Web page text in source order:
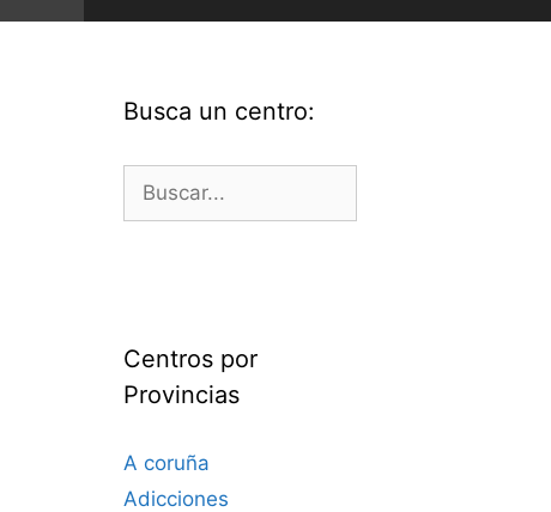
Busca un centro:
Centros por
Provincias
A coruña
Adicciones